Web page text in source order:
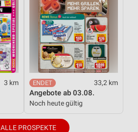
3 km 33,2 km
Angebote ab 03.08.
Noch heute gültig
ALLE PROSPEKTE